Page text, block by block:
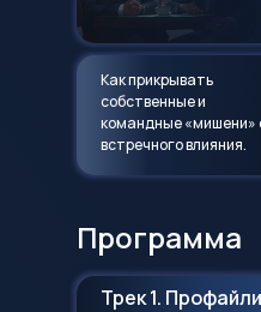
Как прикрывать
собственные и
командные «мишени»
встречного влияния.
Программа
Трек 1.